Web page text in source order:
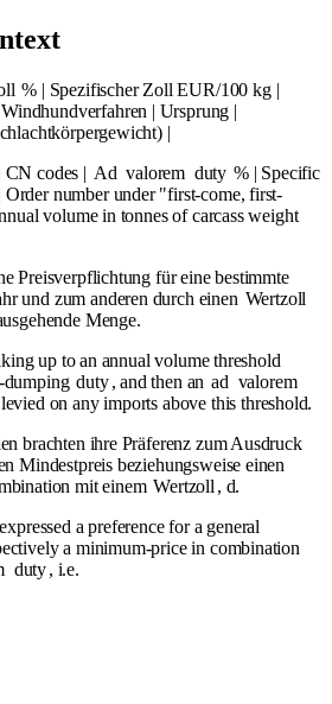
% | Spezifischer Zoll EUR/100 kg |
| Ursprung |
|
codes | Ad valorem duty % | Specific
number under "first-come, first-
volume in tonnes of carcass weight
Preisverpflichtung für eine bestimmte
und zum anderen durch einen Wertzoll
Menge.
up to an annual volume threshold
dumping duty , and then an ad valorem
levied on any imports above this threshold.
brachten ihre Präferenz zum Ausdruck
Mindestpreis beziehungsweise einen
mit einem Wertzoll , d.
a preference for a general
a minimum-price in combination
duty, i.e.